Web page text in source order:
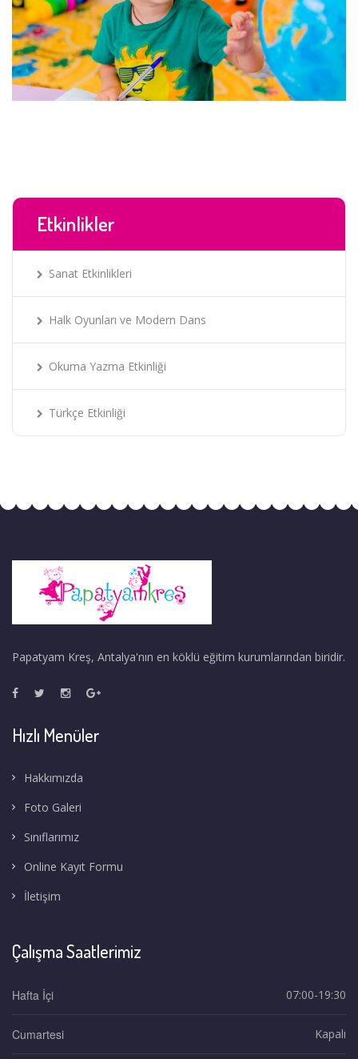
Etkinlikler
Sanat Etkinlikleri
Halk Oyunları ve Modern Dans
Okuma Yazma Etkinliği
Türkçe Etkinliği
Papatyam Kreş, Antalya'nın en köklü eğitim kurumlarından biridir.
Hızlı Menüler
Hakkımızda
Foto Galeri
Sınıflarımız
Online Kayıt Formu
İletişim
Çalışma Saatlerimiz
Hafta İçi 07:00-19:30
Cumartesi Kapalı